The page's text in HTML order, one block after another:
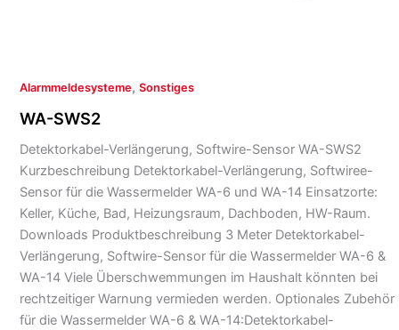
Alarmmeldesysteme, Sonstiges
WA-SWS2
Detektorkabel-Verlängerung, Softwire-Sensor WA-SWS2
Kurzbeschreibung Detektorkabel-Verlängerung, Softwiree-
Sensor für die Wassermelder WA-6 und WA-14 Einsatzorte:
Keller, Küche, Bad, Heizungsraum, Dachboden, HW-Raum.
Downloads Produktbeschreibung 3 Meter Detektorkabel-
Verlängerung, Softwire-Sensor für die Wassermelder WA-6 &
WA-14 Viele Überschwemmungen im Haushalt könnten bei
rechtzeitiger Warnung vermieden werden. Optionales Zubehör
für die Wassermelder WA-6 & WA-14:Detektorkabel-